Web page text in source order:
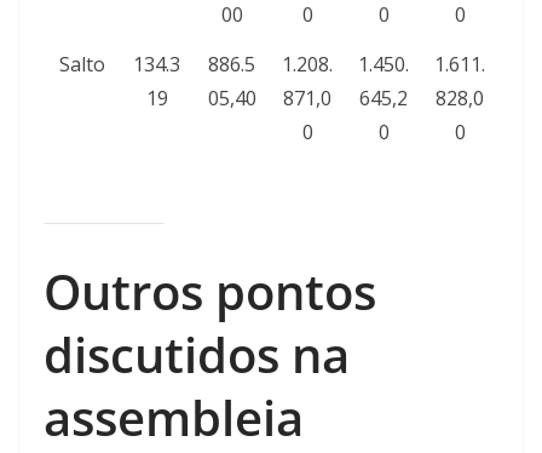
00
0
0
0
Salto
134.3
19
886.5
05,40
1.208.
871,0
0
1.450.
645,2
0
1.611.
828,0
0
Outros pontos
discutidos na
assembleia